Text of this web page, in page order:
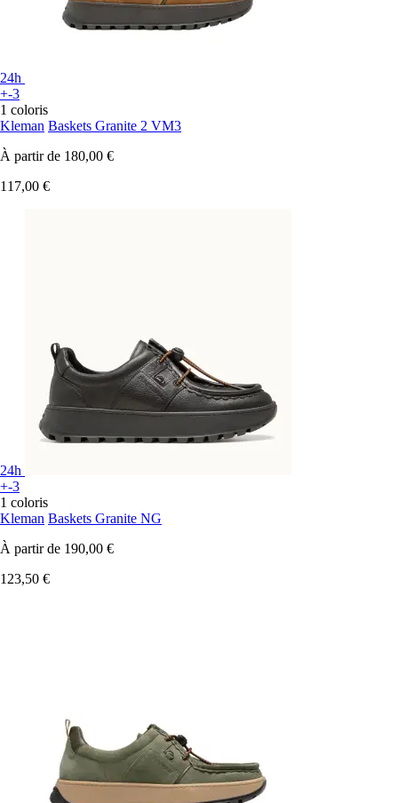
24h
+-3
1 coloris
Kleman Baskets Granite 2 VM3
À partir de 180,00 €
117,00 €
24h
+-3
1 coloris
Kleman Baskets Granite NG
À partir de 190,00 €
123,50 €